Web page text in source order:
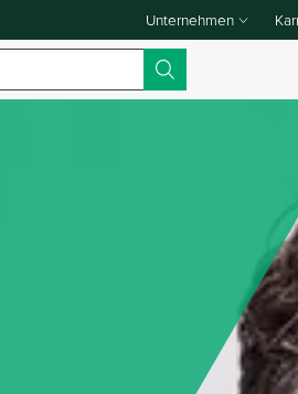
Unternehmen
Dropdown-Menü